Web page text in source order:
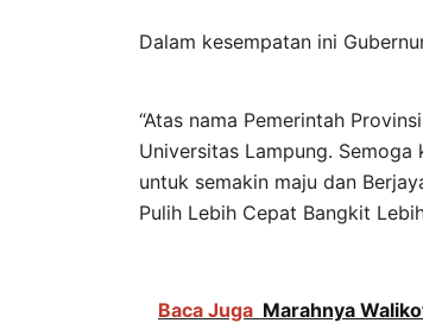
Dalam kesempatan ini
“Atas nama Pemerintah
Universitas Lampung.
untuk semakin maju dan
Pulih Lebih Cepat Bangkit
Baca Juga Marahnya